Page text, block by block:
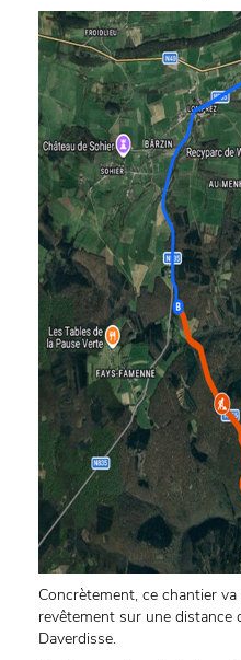
Concrètement, ce chantier
revêtement sur une distance
Daverdisse.